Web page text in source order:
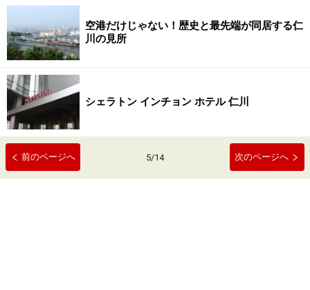
空港だけじゃない！歴史と最先端が同居する仁
川の見所
シェラトン インチョン ホテル 仁川
前のページへ 5/14 次のページへ